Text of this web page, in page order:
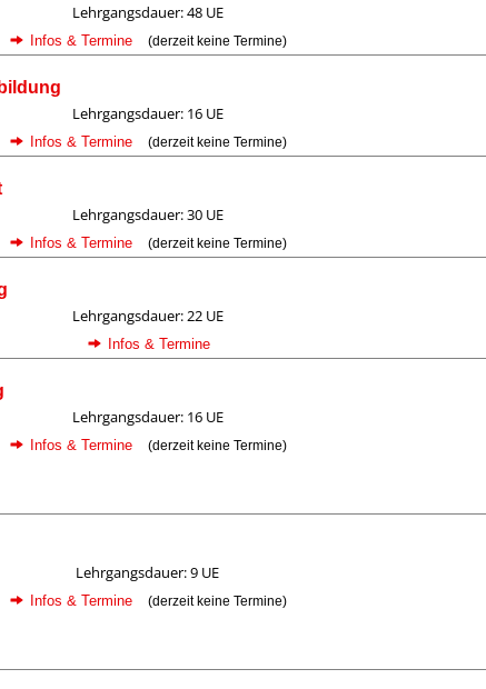
Lehrgangsdauer: 48 UE
Infos & Termine (derzeit keine Termine)
Lehrgangsdauer: 16 UE
Infos & Termine (derzeit keine Termine)
Lehrgangsdauer: 30 UE
Infos & Termine (derzeit keine Termine)
Lehrgangsdauer: 22 UE
Infos & Termine
Lehrgangsdauer: 16 UE
Infos & Termine (derzeit keine Termine)
Lehrgangsdauer: 9 UE
Infos & Termine (derzeit keine Termine)